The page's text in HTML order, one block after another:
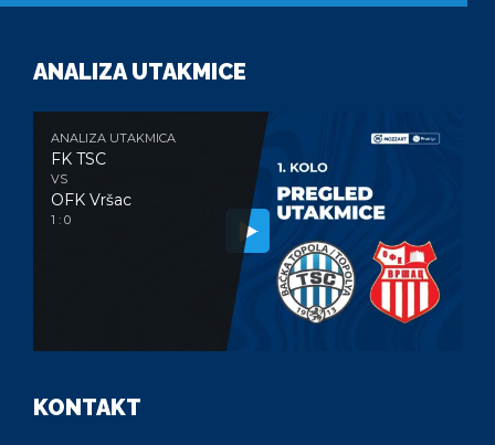
ANALIZA UTAKMICE
ANALIZA UTAKMICA
FK TSC
VS
OFK Vršac
1 : 0
KONTAKT